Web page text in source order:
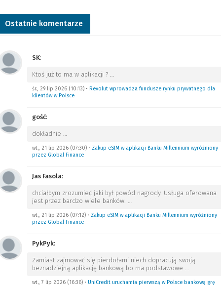
Ostatnie komentarze
SK:
Ktoś już to ma w aplikacji ? …
śr., 29 lip 2026 (10:13) • Revolut wprowadza fundusze rynku prywatnego dla
klientów w Polsce
gość:
dokładnie …
wt., 21 lip 2026 (07:30) • Zakup eSIM w aplikacji Banku Millennium wyróżniony
przez Global Finance
Jas Fasola:
chciałbym zrozumieć jaki był powód nagrody. Usługa oferowana
jest przez bardzo wiele banków. …
wt., 21 lip 2026 (07:12) • Zakup eSIM w aplikacji Banku Millennium wyróżniony
przez Global Finance
PykPyk:
Zamiast zajmować się pierdołami niech dopracują swoją
beznadziejną aplikację bankową bo ma podstawowe …
wt., 7 lip 2026 (16:36) • UniCredit uruchamia pierwszą w Polsce bankową grę